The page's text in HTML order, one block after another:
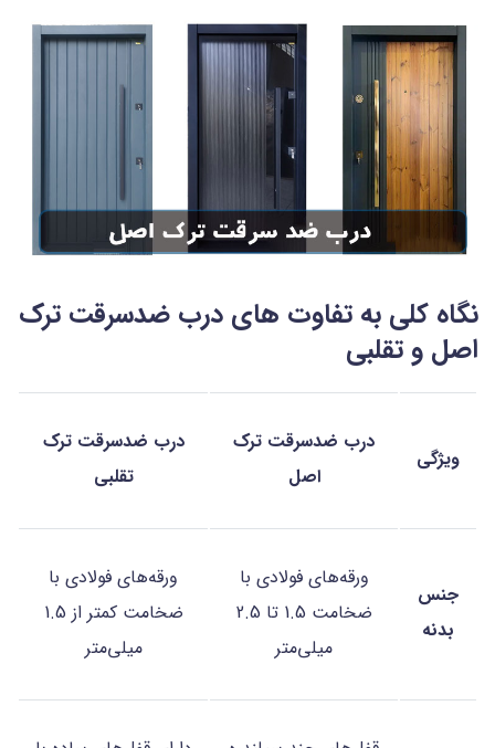
نگاه کلی به تفاوت های درب ضدسرقت ترک
اصل و تقلبی
ویژگی
درب ضدسرقت ترک
اصل
درب ضدسرقت ترک
تقلبی
جنس
بدنه
ورقه‌های فولادی با
ضخامت 1.5 تا 2.5
میلی‌متر
ورقه‌های فولادی با
ضخامت کمتر از 1.5
میلی‌متر